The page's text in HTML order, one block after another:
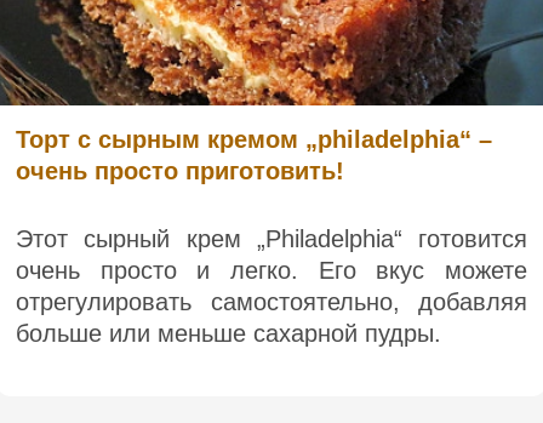
Торт с сырным кремом „philadelphia“ –
очень просто приготовить!
Этот сырный крем „Philadelphia“ готовится
очень просто и легко. Его вкус можете
отрегулировать самостоятельно, добавляя
больше или меньше сахарной пудры.